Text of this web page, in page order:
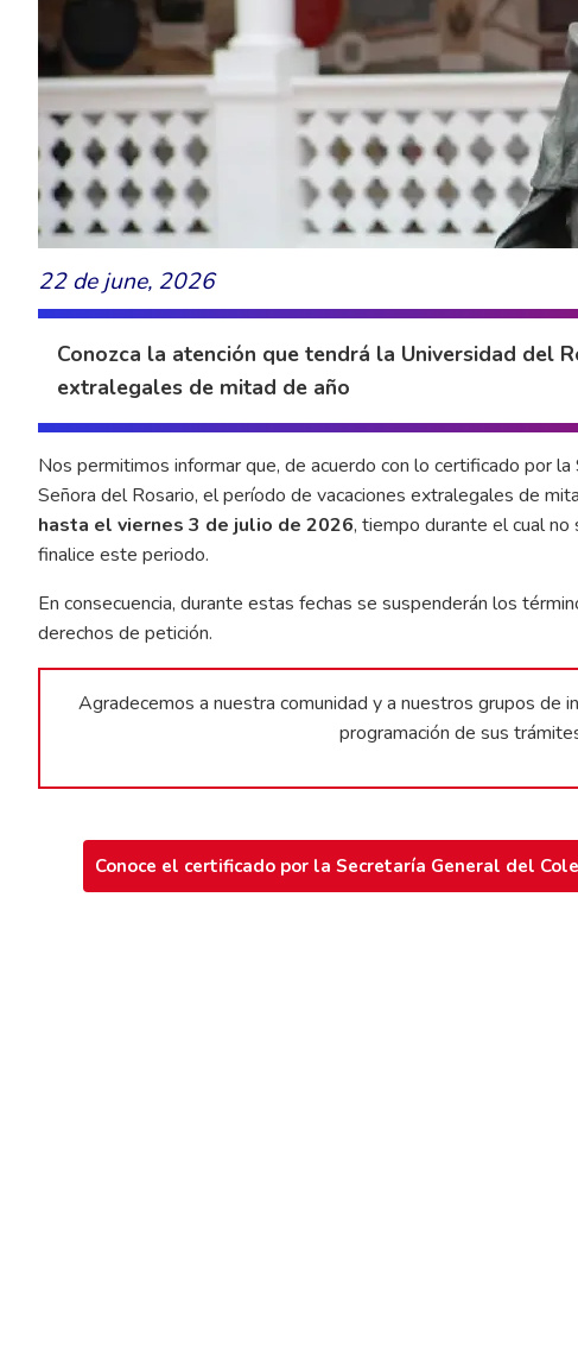
22 de june, 2026
Conozca la atención que tendrá la Universidad del
extralegales de mitad de año
Nos permitimos informar que, de acuerdo con lo certificado por
Señora del Rosario, el período de vacaciones extralegales de
hasta el viernes 3 de julio de 2026, tiempo durante el cual no
finalice este periodo.
En consecuencia, durante estas fechas se suspenderán los
derechos de petición.
Agradecemos a nuestra comunidad y a nuestros grupos de
programación de sus
Conoce el certificado por la Secretaría General del